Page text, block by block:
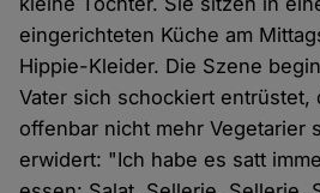
eingerichteten Küche am
Hippie-Kleider. Die Szene
Vater sich schockiert entrüstet,
offenbar nicht mehr Vegetarier
erwidert: "Ich habe es satt